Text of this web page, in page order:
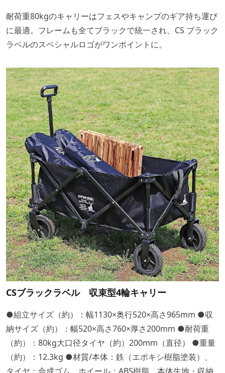
耐荷重80kgのキャリーはフェスやキャンプのギア持ち運び
に最適。フレームも全てブラックで統一され、CS ブラック
ラベルのスペシャルロゴがワンポイントに。
CSブラックラベル 収束型4輪キャリー
●組立サイズ（約）：幅1130×奥行520×高さ965mm ●収
納サイズ（約）：幅520×高さ760×厚さ200mm ●耐荷重
（約）：80kg大口径タイヤ（約）200mm（直径） ●重量
（約）：12.3kg ●材質/本体：鉄（エポキシ樹脂塗装）、